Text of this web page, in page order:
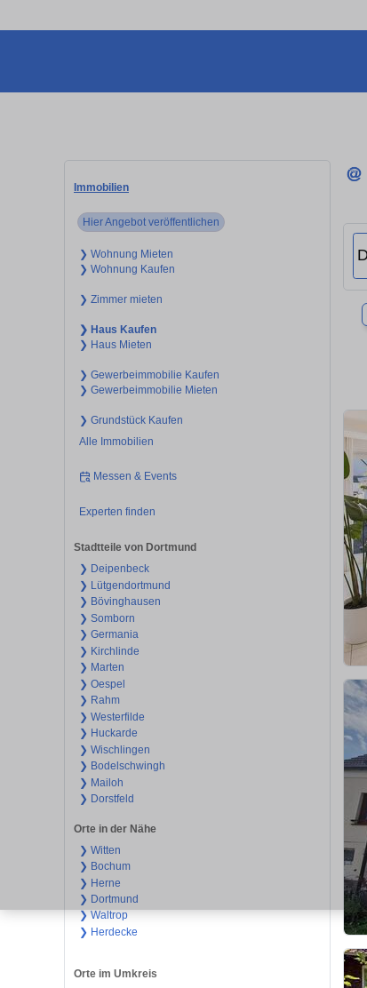
Immobilien
Hier Angebot veröffentlichen
❯ Wohnung Mieten
❯ Wohnung Kaufen
❯ Zimmer mieten
❯ Haus Kaufen
❯ Haus Mieten
❯ Gewerbeimmobilie Kaufen
❯ Gewerbeimmobilie Mieten
❯ Grundstück Kaufen
Alle Immobilien
Messen & Events
Experten finden
Stadtteile von Dortmund
❯ Deipenbeck
❯ Lütgendortmund
❯ Bövinghausen
❯ Somborn
❯ Germania
❯ Kirchlinde
❯ Marten
❯ Oespel
❯ Rahm
❯ Westerfilde
❯ Huckarde
❯ Wischlingen
❯ Bodelschwingh
❯ Mailoh
❯ Dorstfeld
Orte in der Nähe
❯ Witten
❯ Bochum
❯ Herne
❯ Dortmund
❯ Waltrop
❯ Herdecke
Orte im Umkreis